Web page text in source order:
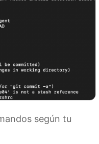
según tu